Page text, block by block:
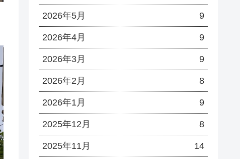
2026年5月 9
2026年4月 9
2026年3月 9
2026年2月 8
2026年1月 9
2025年12月 8
2025年11月 14